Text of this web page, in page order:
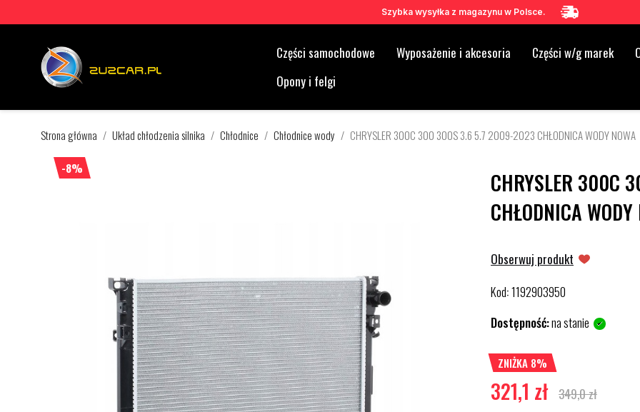
Szybka wysyłka z magazynu w Polsce.
Części samochodowe Wyposażenie i akcesoria Części w/g marek
Opony i felgi
Strona główna Układ chłodzenia silnika Chłodnice Chłodnice wody CHRYSLER 300C 300 300S 3.6 5.7 2009-2023 CHŁODNICA WODY NOWA
-8%
CHRYSLER 300C
CHŁODNICA WODY
Obserwuj produkt
Kod:1192903950
Dostępność:na stanie
ZNIŻKA 8%
321,1 zł 349,0 zł